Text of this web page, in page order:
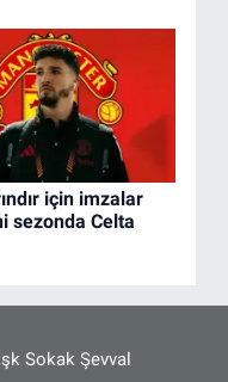
için imzalar
sezonda Celta
Sokak Şevval